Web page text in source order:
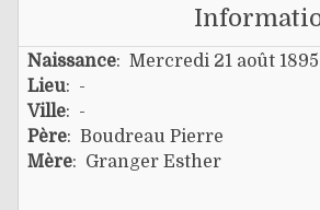
Naissance: Mercredi 21 août 1895
Lieu: -
Ville: -
Père: Boudreau Pierre
Mère: Granger Esther